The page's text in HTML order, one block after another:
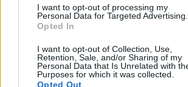
I want to opt-out of processing my
Personal Data for Targeted Advertising.
Opted In
I want to opt-out of Collection, Use,
Retention, Sale, and/or Sharing of my
Personal Data that Is Unrelated with
Purposes for which it was collected.
Opted Out